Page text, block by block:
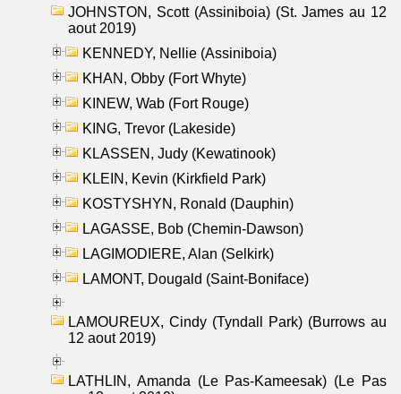
JOHNSTON, Scott (Assiniboia) (St. James au 12
aout 2019)
KENNEDY, Nellie (Assiniboia)
KHAN, Obby (Fort Whyte)
KINEW, Wab (Fort Rouge)
KING, Trevor (Lakeside)
KLASSEN, Judy (Kewatinook)
KLEIN, Kevin (Kirkfield Park)
KOSTYSHYN, Ronald (Dauphin)
LAGASSE, Bob (Chemin-Dawson)
LAGIMODIERE, Alan (Selkirk)
LAMONT, Dougald (Saint-Boniface)
LAMOUREUX, Cindy (Tyndall Park) (Burrows au
12 aout 2019)
LATHLIN, Amanda (Le Pas-Kameesak) (Le Pas